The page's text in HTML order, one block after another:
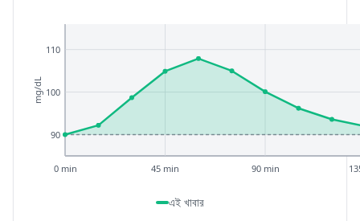
90
100
110
0 min 45 min 90 min
mg/dL
এই খাবার